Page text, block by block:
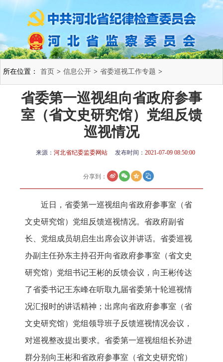
所在位置： 首页 > 信息公开 > 省委巡视工作专题 >
省委第一巡视组向省政府参事
室（省文史研究馆）党组反馈
巡视情况
来源： 河北省纪委监委网站 发布时间： 2021-07-09 08:50:00
分享到：
近日，省委第一巡视组向省政府参事室（省
文史研究馆）党组反馈巡视情况。省政府副省
长、党组成员胡启生出席会议并讲话。省委巡视
办副主任孙东主持召开向省政府参事室（省文史
研究馆）党组书记王彬的反馈会议，向王彬传达
了省委书记王东峰在听取九届省委第十轮巡视情
况汇报时的讲话精神；出席向省政府参事室（省
文史研究馆）党组领导班子反馈巡视情况会议，
对巡视整改提出要求。省委第一巡视组组长孙进
群分别向王彬和省政府参事室（省文史研究馆）